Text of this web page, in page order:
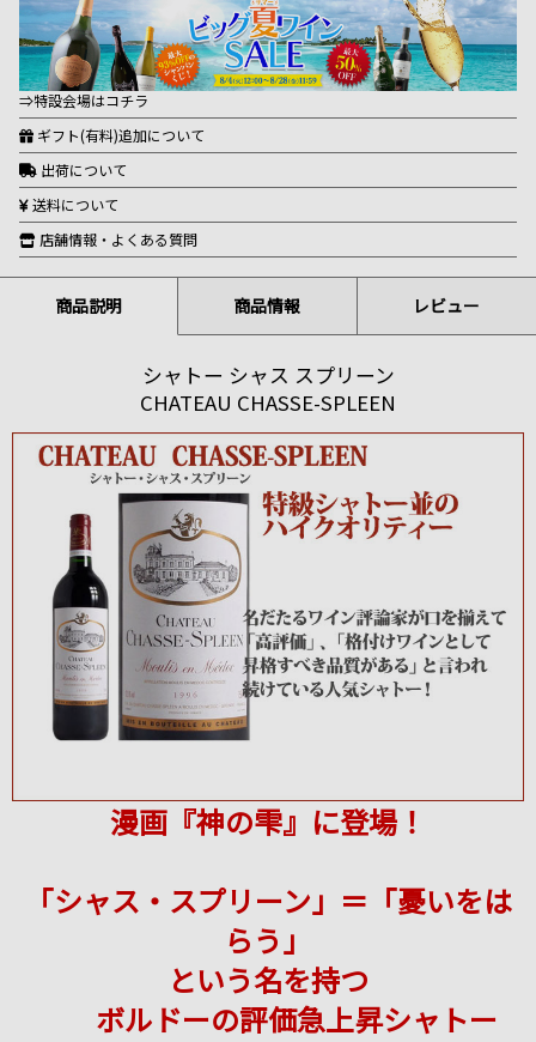
⇒特設会場はコチラ
ギフト(有料)追加について
出荷について
送料について
店舗情報・よくある質問
商品説明 商品情報 レビュー
シャトー シャス スプリーン
CHATEAU CHASSE-SPLEEN
漫画『神の雫』に登場！
「シャス・スプリーン」＝「憂いをは
らう」
という名を持つ
ボルドーの評価急上昇シャトー